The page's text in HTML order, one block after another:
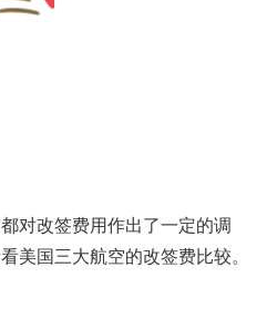
对改签费用作出了一定的调
美国三大航空的改签费比较。